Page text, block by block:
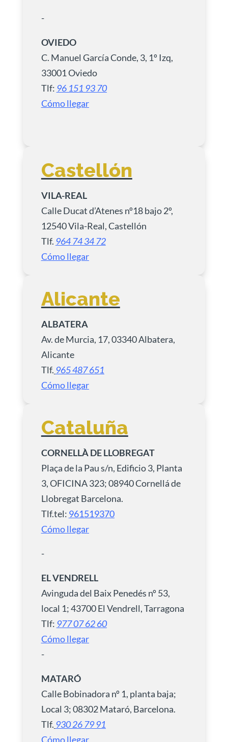
-
OVIEDO
C. Manuel García Conde, 3, 1º Izq,
33001 Oviedo
Tlf: 96 151 93 70
Cómo llegar
Castellón
VILA-REAL
Calle Ducat d’Atenes nº18 bajo 2º,
12540 Vila-Real, Castellón
Tlf. 964 74 34 72
Cómo llegar
Alicante
ALBATERA
Av. de Murcia, 17, 03340 Albatera,
Alicante
Tlf. 965 487 651
Cómo llegar
Cataluña
CORNELLÀ DE LLOBREGAT
Plaça de la Pau s/n, Edificio 3, Planta
3, OFICINA 323; 08940 Cornellá de
Llobregat Barcelona.
Tlf.tel: 961519370
Cómo llegar
-
EL VENDRELL
Avinguda del Baix Penedés nº 53,
local 1; 43700 El Vendrell, Tarragona
Tlf: 977 07 62 60
Cómo llegar
-
MATARÓ
Calle Bobinadora nº 1, planta baja;
Local 3; 08302 Mataró, Barcelona.
Tlf. 930 26 79 91
Cómo llegar